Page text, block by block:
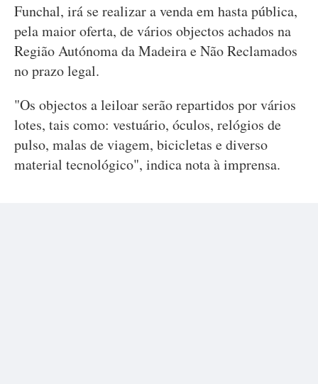
Funchal, irá se realizar a venda em hasta pública,
pela maior oferta, de vários objectos achados na
Região Autónoma da Madeira e Não Reclamados
no prazo legal.
"Os objectos a leiloar serão repartidos por vários
lotes, tais como: vestuário, óculos, relógios de
pulso, malas de viagem, bicicletas e diverso
material tecnológico", indica nota à imprensa.